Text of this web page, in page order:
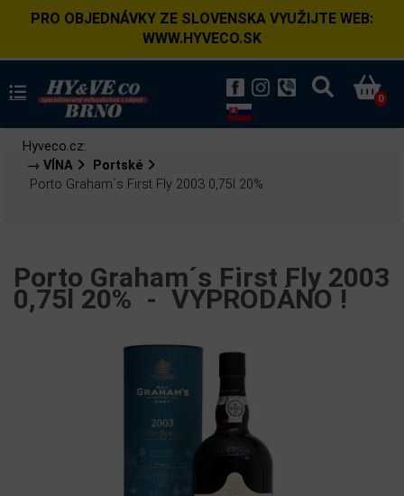
PRO OBJEDNÁVKY ZE SLOVENSKA VYUŽIJTE WEB:
WWW.HYVECO.SK
0
Hyveco.cz:
→ VÍNA
Portské
Porto Graham´s First Fly 2003 0,75l 20%
Porto Graham´s First Fly 2003
0,75l 20% - VYPRODÁNO !